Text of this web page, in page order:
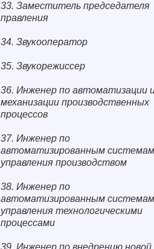
33. Заместитель председателя
правления
34. Звукооператор
35. Звукорежиссер
36. Инженер по автоматизации
механизации производственных
процессов
37. Инженер по
автоматизированным системам
управления производством
38. Инженер по
автоматизированным системам
управления технологическими
процессами
39. Инженер по внедрению новой